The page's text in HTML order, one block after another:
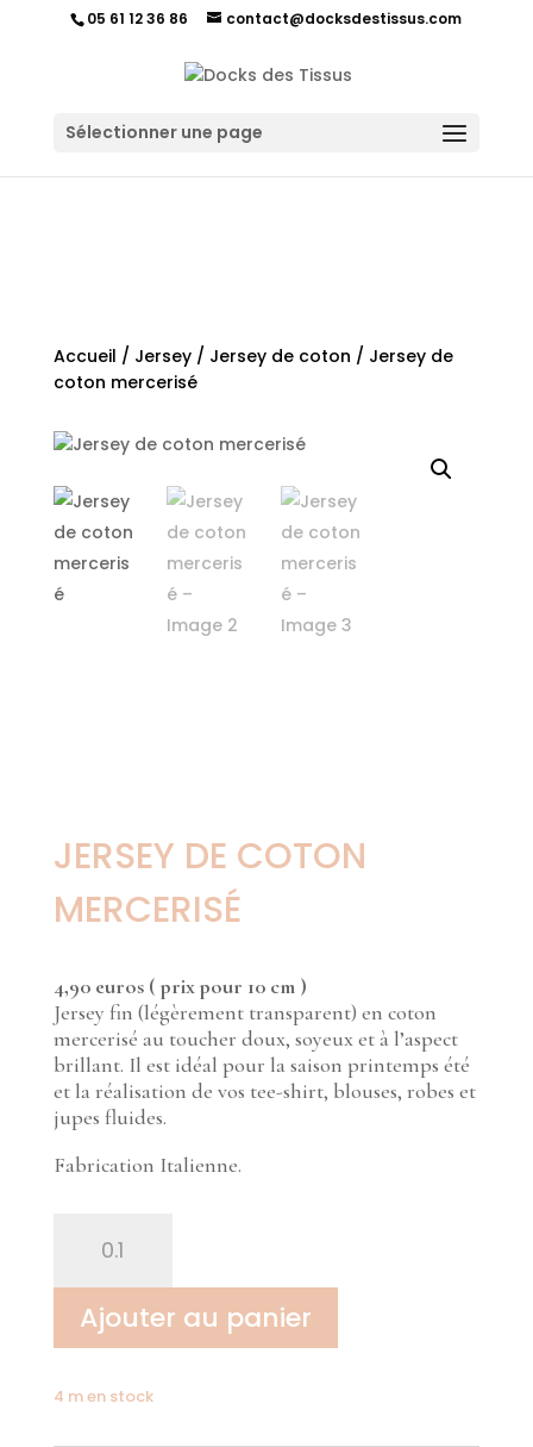
05 61 12 36 86 contact@docksdestissus.com
Sélectionner une page
Accueil / Jersey/ Jersey de coton / Jersey de
coton mercerisé
JERSEY DE COTON
MERCERISÉ
4,90 euros ( prix pour 10 cm )
Jersey fin (légèrement transparent) en coton
mercerisé au toucher doux, soyeux et à l’aspect
brillant. Il est idéal pour la saison printemps été
et la réalisation de vos tee-shirt, blouses, robes et
jupes fluides.
Fabrication Italienne.
coton
mercerisé
Ajouter au panier
4 m en stock